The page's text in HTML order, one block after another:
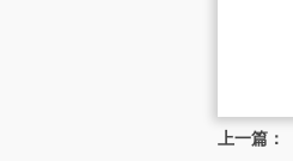
上一篇：